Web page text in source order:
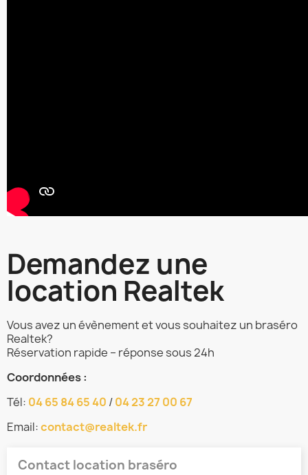
Demandez une
location Realtek
Vous avez un évènement et vous souhaitez un braséro
Realtek?
Réservation rapide – réponse sous 24h
Coordonnées :
Tél: 04 65 84 65 40 /04 23 27 00 67
Email:contact@realtek.fr
Contact location braséro